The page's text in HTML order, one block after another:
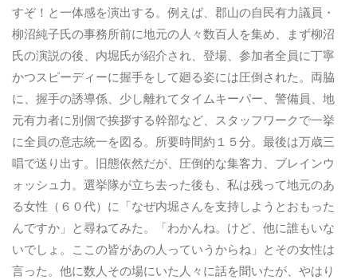
すぞ！と一体感を演出する。例えば、郡山の自民有力議員・
柳沼純子氏の事務所前に地元の人々数百人を集め、まず柳沼
氏の演説の後、内堀氏が紹介され、登場、参加者全員に丁寧
かつスピーディーに握手をして廻る姿には圧倒された。両脇
に、握手の誘導係、少し離れてタイムキーパー、警備員、地
元有力者に別個で挨拶する幹部など、スタッフワークで一挙
に全員の意志統一を図る。所要時間約１５分。最後は万歳三
唱で送り出す。旧態依然だが、圧倒的な集客力、ブレインウ
ォッシュ力。選挙隊が立ち去った後も、私は残って地元のあ
る女性（６０代）に「なぜ内堀さんを支持しようとおもった
んですか」と尋ねてみた。「わかんね。けど、他に誰もいな
いでしょ。ここの皆があの人っていうからね」とその女性は
言った。他に数人その場にいた人々に話を聞いたが、やはり